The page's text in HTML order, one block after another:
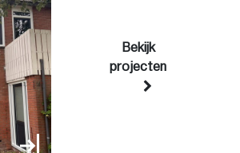
Bekijk
projecten